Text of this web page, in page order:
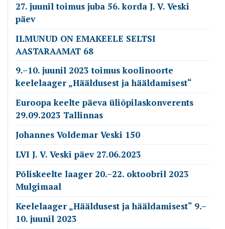
27. juunil toimus juba 56. korda J. V. Veski
päev
ILMUNUD ON EMAKEELE SELTSI
AASTARAAMAT 68
9.–10. juunil 2023 toimus koolinoorte
keelelaager „Hääldusest ja hääldamisest“
Euroopa keelte päeva üliõpilaskonverents
29.09.2023 Tallinnas
Johannes Voldemar Veski 150
LVI J. V. Veski päev 27.06.2023
Põliskeelte laager 20.–22. oktoobril 2023
Mulgimaal
Keelelaager „Hääldusest ja hääldamisest“ 9.–
10. juunil 2023